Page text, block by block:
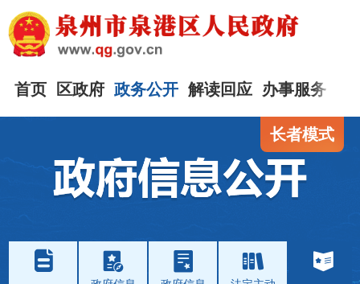
首页 区政府 政务公开 解读回应 办事服务
长者模式